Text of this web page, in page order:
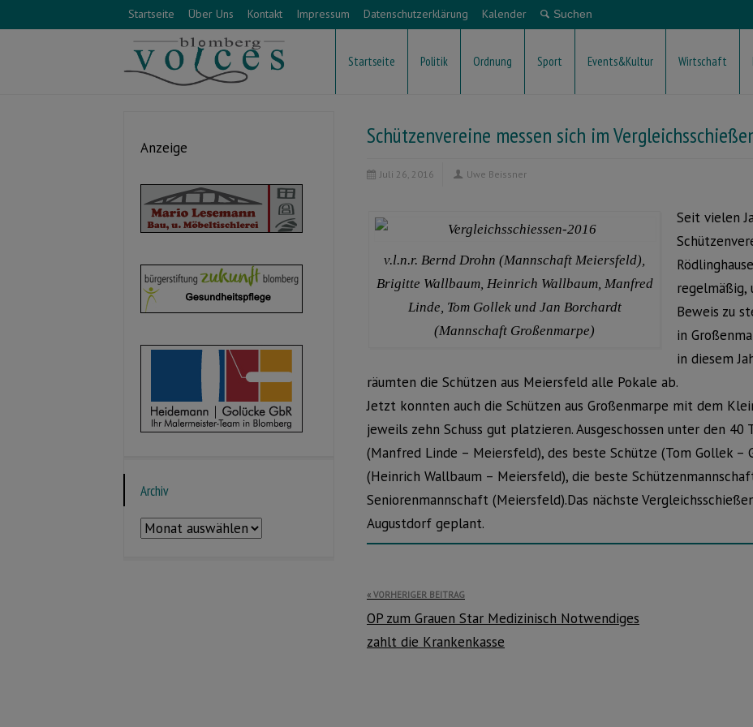
Startseite Über Uns Kontakt Impressum Datenschutzerklärung Kalender
Startseite Politik Ordnung Sport Events&Kultur Wirtschaft
Schützenvereine messen sich im
Juli 26, 2016 Uwe Beissner
v.l.n.r. Bernd Drohn (Mannschaft Meiersfeld),
Brigitte Wallbaum, Heinrich Wallbaum, Manfred
Linde, Tom Gollek und Jan Borchardt
(Mannschaft Großenmarpe)
Seit vielen
Beweis zu
in
in diesem
räumten die Schützen aus Meiersfeld alle Pokale ab.
Jetzt konnten auch die Schützen aus Großenmarpe mit dem
jeweils zehn Schuss gut platzieren. Ausgeschossen unter den 40
(Manfred Linde – Meiersfeld), des beste Schütze (Tom Gollek –
(Heinrich Wallbaum – Meiersfeld), die beste
Seniorenmannschaft (Meiersfeld).Das nächste
Augustdorf geplant.
Beitragsnavigation
VORHERIGER BEITRAG
OP zum Grauen Star Medizinisch Notwendiges
zahlt die Krankenkasse
Anzeige
Archiv
Archiv